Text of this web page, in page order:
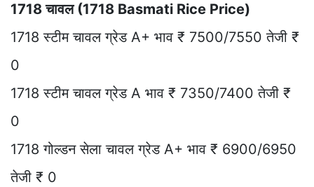
1718 चावल (1718 Basmati Rice Price)
1718 स्टीम चावल ग्रेड A+ भाव ₹ 7500/7550 तेजी ₹
0
1718 स्टीम चावल ग्रेड A भाव ₹ 7350/7400 तेजी ₹
0
1718 गोल्डन सेला चावल ग्रेड A+ भाव ₹ 6900/6950
तेजी ₹ 0